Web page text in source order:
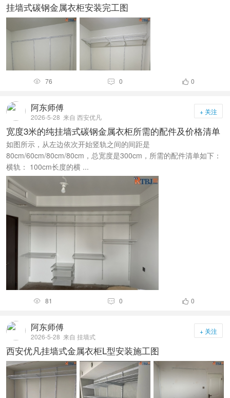
挂墙式碳钢金属衣柜安装完工图
 76  0  0
阿东师傅
2026-5-28 来自 西安优凡
+ 关注
宽度3米的纯挂墙式碳钢金属衣柜所需的配件及价格清单
如图所示，从左边依次开始竖轨之间的间距是
80cm/60cm/80cm/80cm，总宽度是300cm，所需的配件清单如下：
横轨： 100cm长度的横 ...
 81  0  0
阿东师傅
2026-5-28 来自 挂墙式
+ 关注
西安优凡挂墙式金属衣柜L型安装施工图